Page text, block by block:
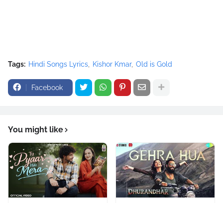
Tags: Hindi Songs Lyrics Kishor Kmar Old is Gold
Facebook
You might like